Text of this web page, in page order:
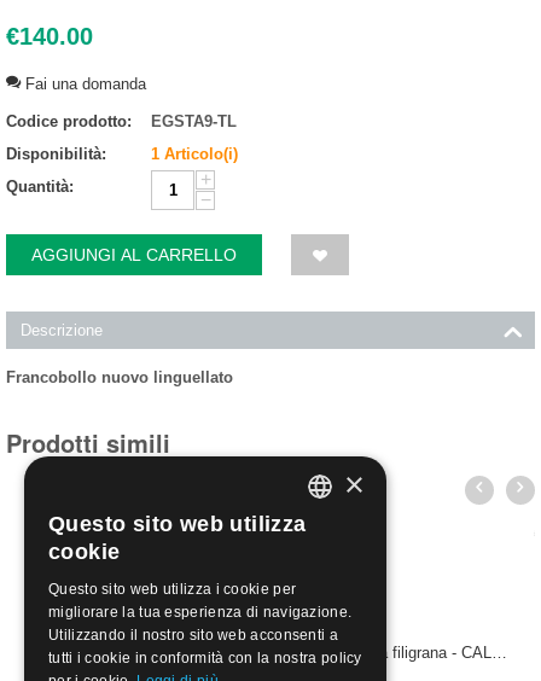
€140.00
Fai una domanda
Codice prodotto:
EGSTA9-TL
Disponibilità:
1 Articolo(i)
Quantità:
+
−
AGGIUNGI AL CARRELLO
Descrizione
Francobollo nuovo linguellato
Prodotti simili
1917 Egeo emissioni per ciascuna isola 20c senza filigrana - CALINO | Nuovo**
ITALIAN
×
Questo sito web utilizza
cookie
Questo sito web utilizza i cookie per
migliorare la tua esperienza di navigazione.
Utilizzando il nostro sito web acconsenti a
tutti i cookie in conformità con la nostra policy